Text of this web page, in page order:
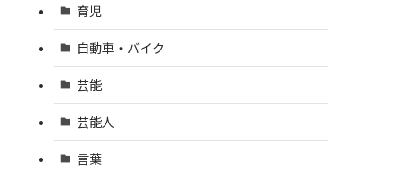
育児
自動車・バイク
芸能
芸能人
言葉